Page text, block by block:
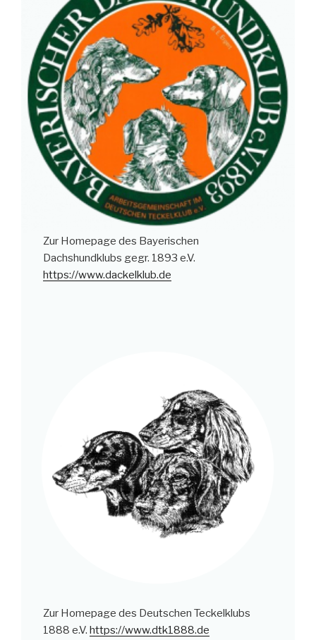
Zur Homepage des Bayerischen
Dachshundklubs gegr. 1893 e.V.
https://www.dackelklub.de
Zur Homepage des Deutschen Teckelklubs
1888 e.V.https://www.dtk1888.de